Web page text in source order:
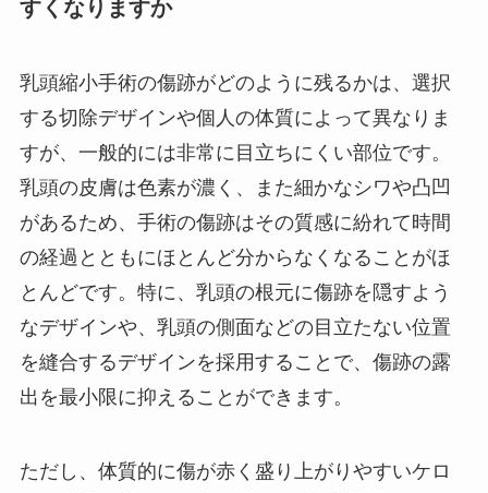
すくなりますか
乳頭縮小手術の傷跡がどのように残るかは、選択
する切除デザインや個人の体質によって異なりま
すが、一般的には非常に目立ちにくい部位です。
乳頭の皮膚は色素が濃く、また細かなシワや凸凹
があるため、手術の傷跡はその質感に紛れて時間
の経過とともにほとんど分からなくなることがほ
とんどです。特に、乳頭の根元に傷跡を隠すよう
なデザインや、乳頭の側面などの目立たない位置
を縫合するデザインを採用することで、傷跡の露
出を最小限に抑えることができます。
ただし、体質的に傷が赤く盛り上がりやすいケロ